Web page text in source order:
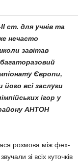
ст. для учнів та
нечасто
завітав
Європи,
його всі заслуги
ігор у
АНТОН
розмова між фех­
зі всіх ку­точків